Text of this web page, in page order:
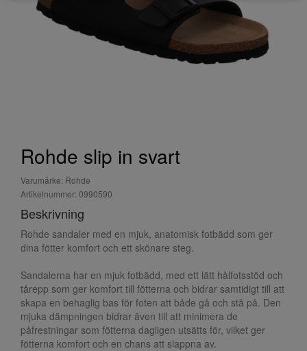
Rohde slip in svart
Varumärke: Rohde
Artikelnummer: 0990590
Beskrivning
Rohde sandaler med en mjuk, anatomisk fotbädd som ger
dina fötter komfort och ett skönare steg.
Sandalerna har en mjuk fotbädd, med ett lätt hålfotsstöd och
tårepp som ger komfort till fötterna och bidrar samtidigt till att
skapa en behaglig bas för foten att både gå och stå på. Den
mjuka dämpningen bidrar även till att minimera de
påfrestningar som fötterna dagligen utsätts för, vilket ger
fötterna komfort och en chans att slappna av.